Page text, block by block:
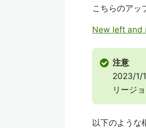
こちらのアッ
New left and
注意
2023/1/
リージ
以下のような